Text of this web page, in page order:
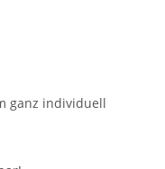
ganz individuell